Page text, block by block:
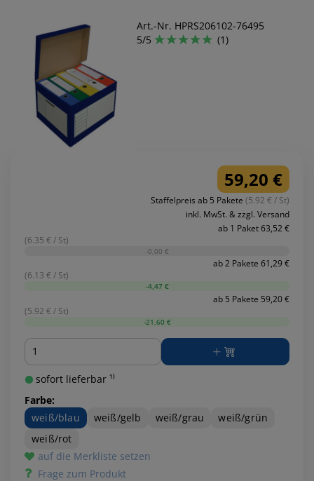
Art.-Nr. HPRS206102-76495
5/5
(1)
59,20 €
Staffelpreis ab 5 Pakete (5.92 € / St)
inkl. MwSt. & zzgl. Versand
ab 1 Paket 63,52 €
(6.35 € / St)
-0,00 €
ab 2 Pakete 61,29 €
(6.13 € / St)
-4,47 €
ab 5 Pakete 59,20 €
(5.92 € / St)
-21,60 €
Menge
sofort lieferbar ¹⁾
Farbe:
weiß/blau
weiß/gelb weiß/grau
weiß/grün
weiß/rot
auf die Merkliste setzen
Frage zum Produkt